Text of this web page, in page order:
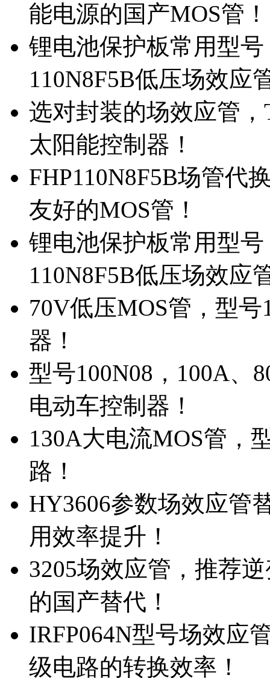
能电源的国产MOS管！
锂电池保护板常用型
110N8F5B低压场效应
选对封装的场效应管
太阳能控制器！
FHP110N8F5B场管代
友好的MOS管！
锂电池保护板常用型
110N8F5B低压场效应
70V低压MOS管，型
器！
型号100N08，100A、
电动车控制器！
130A大电流MOS管，
路！
HY3606参数场效应管
用效率提升！
3205场效应管，推荐
的国产替代！
IRFP064N型号场效应
级电路的转换效率！